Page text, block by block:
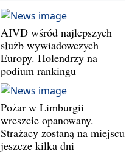
AIVD wśród najlepszych
służb wywiadowczych
Europy. Holendrzy na
podium rankingu
Pożar w Limburgii
wreszcie opanowany.
Strażacy zostaną na miejscu
jeszcze kilka dni